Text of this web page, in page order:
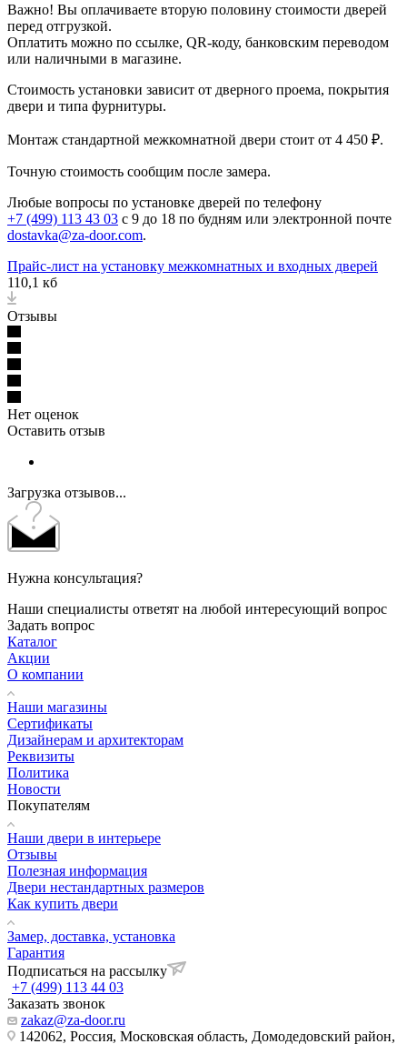
Важно! Вы оплачиваете вторую половину стоимости дверей
перед отгрузкой.
Оплатить можно по ссылке, QR-коду, банковским переводом
или наличными в магазине.
Стоимость установки зависит от дверного проема, покрытия
двери и типа фурнитуры.
Монтаж стандартной межкомнатной двери стоит от 4 450 ₽.
Точную стоимость сообщим после замера.
Любые вопросы по установке дверей по телефону
+7 (499) 113 43 03 с 9 до 18 по будням или электронной почте
dostavka@za-door.com.
Прайс-лист на установку межкомнатных и входных дверей
110,1 кб
Отзывы
Нет оценок
Оставить отзыв
Загрузка отзывов...
Нужна консультация?
Наши специалисты ответят на любой интересующий вопрос
Задать вопрос
Каталог
Акции
О компании
Наши магазины
Сертификаты
Дизайнерам и архитекторам
Реквизиты
Политика
Новости
Покупателям
Наши двери в интерьере
Отзывы
Полезная информация
Двери нестандартных размеров
Как купить двери
Замер, доставка, установка
Гарантия
Подписаться на рассылку
+7 (499) 113 44 03
Заказать звонок
zakaz@za-door.ru
142062, Россия, Московская область, Домодедовский район,